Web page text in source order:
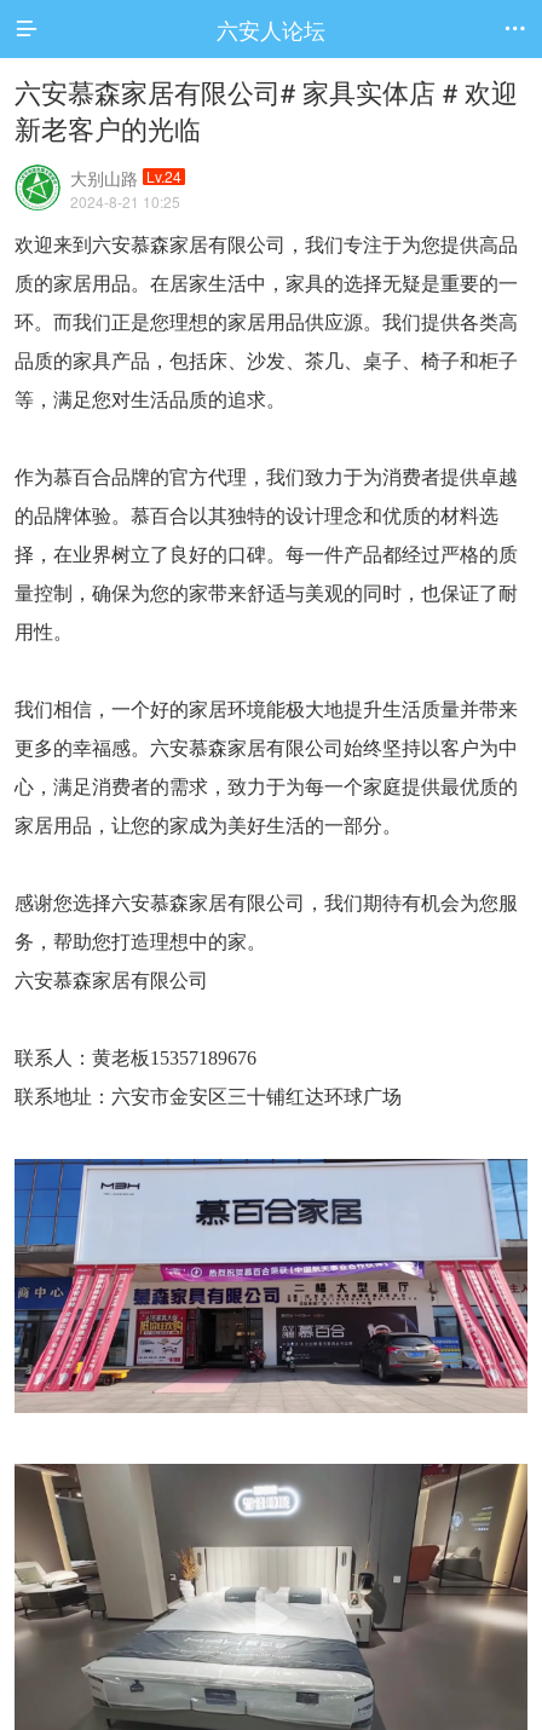
 六安人论坛 
六安慕森家居有限公司# 家具实体店 # 欢迎
新老客户的光临
大别山路 Lv.24
2024-8-21 10:25
欢迎来到六安慕森家居有限公司，我们专注于为您提供高品
质的家居用品。在居家生活中，家具的选择无疑是重要的一
环。而我们正是您理想的家居用品供应源。我们提供各类高
品质的家具产品，包括床、沙发、茶几、桌子、椅子和柜子
等，满足您对生活品质的追求。
作为慕百合品牌的官方代理，我们致力于为消费者提供卓越
的品牌体验。慕百合以其独特的设计理念和优质的材料选
择，在业界树立了良好的口碑。每一件产品都经过严格的质
量控制，确保为您的家带来舒适与美观的同时，也保证了耐
用性。
我们相信，一个好的家居环境能极大地提升生活质量并带来
更多的幸福感。六安慕森家居有限公司始终坚持以客户为中
心，满足消费者的需求，致力于为每一个家庭提供最优质的
家居用品，让您的家成为美好生活的一部分。
感谢您选择六安慕森家居有限公司，我们期待有机会为您服
务，帮助您打造理想中的家。
六安慕森家居有限公司
联系人：黄老板15357189676
联系地址：六安市金安区三十铺红达环球广场